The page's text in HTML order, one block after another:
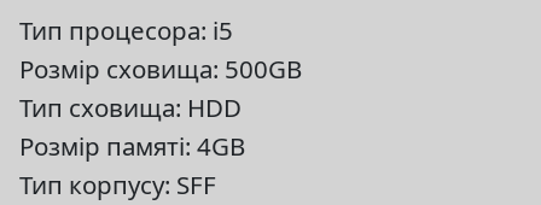
Тип процесора: i5
Розмір сховища: 500GB
Тип сховища: HDD
Розмір памяті: 4GB
Тип корпусу: SFF